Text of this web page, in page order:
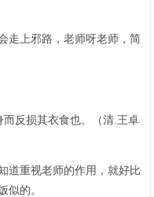
走上邪路，老师呀老师，简
反损其衣食也。（清.王卓
道重视老师的作用，就好比
似的。